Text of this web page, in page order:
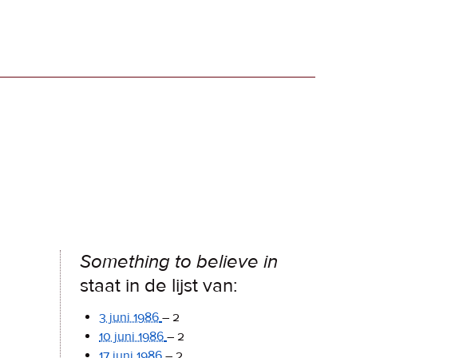
Something to believe in
staat in de lijst van:
3 juni 1986 – 2
10 juni 1986 – 2